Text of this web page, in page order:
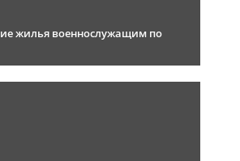
жилья военнослужащим по